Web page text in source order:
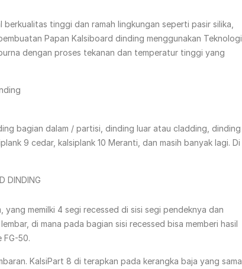
tinggi dan ramah lingkungan seperti pasir silika,
Papan Kalsiboard dinding menggunakan Teknologi
dengan proses tekanan dan temperatur tinggi yang
bagian dalam / partisi, dinding luar atau cladding, dinding
9 cedar, kalsiplank 10 Meranti, dan masih banyak lagi. Di
memilki 4 segi recessed di sisi segi pendeknya dan
di mana pada bagian sisi recessed bisa memberi hasil
FG-50.
KalsiPart 8 di terapkan pada kerangka baja yang sama